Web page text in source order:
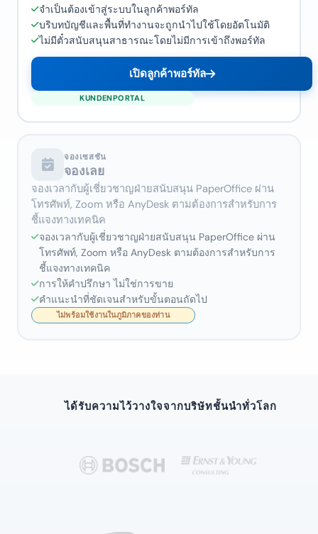
จำเป็นต้องเข้าสู่ระบบในลูกค้าพอร์ทัล
บริบทบัญชีและพื้นที่ทำงานจะถูกนำไปใช้โดยอัตโนมัติ
ไม่มีตั๋วสนับสนุนสาธารณะโดยไม่มีการเข้าถึงพอร์ทัล
เปิดลูกค้าพอร์ทัล
จองเซสชัน
จองเลย
จองเวลากับผู้เชี่ยวชาญฝ่ายสนับสนุน PaperOffice ผ่าน
โทรศัพท์, Zoom หรือ AnyDesk ตามต้องการสำหรับการ
ชี้แจงทางเทคนิค
จองเวลากับผู้เชี่ยวชาญฝ่ายสนับสนุน PaperOffice ผ่าน
โทรศัพท์, Zoom หรือ AnyDesk ตามต้องการสำหรับการ
ชี้แจงทางเทคนิค
การให้คำปรึกษา ไม่ใช่การขาย
คำแนะนำที่ชัดเจนสำหรับขั้นตอนถัดไป
ได้รับความไว้วางใจจากบริษัทชั้นนำทั่วโลก